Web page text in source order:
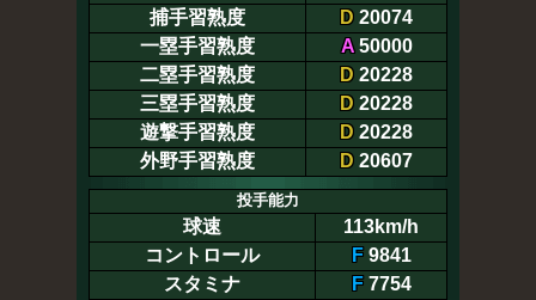
捕手習熟度
D 20074
一塁手習熟度
A50000
二塁手習熟度
D 20228
三塁手習熟度
D 20228
遊撃手習熟度
D 20228
外野手習熟度
D 20607
投手能力
球速
113km/h
コントロール
F9841
スタミナ
F7754